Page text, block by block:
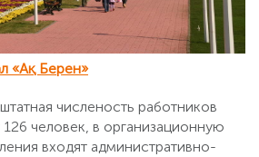
«Ақ Берен»
численость работников
126 человек, в организационную
входят административно-